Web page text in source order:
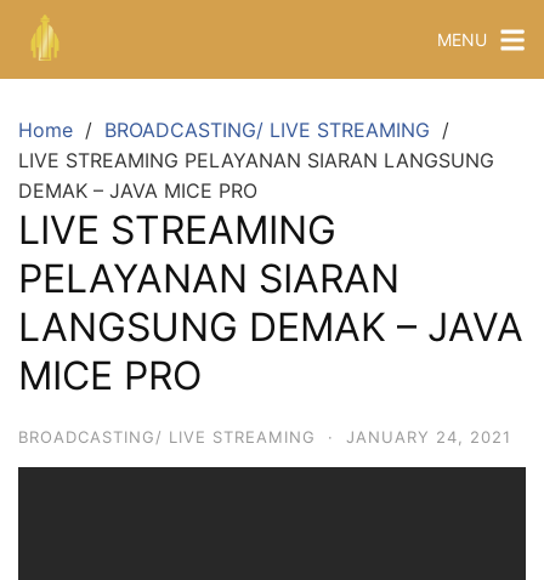
MENU
Home
BROADCASTING/ LIVE STREAMING
LIVE STREAMING PELAYANAN SIARAN LANGSUNG
DEMAK – JAVA MICE PRO
LIVE STREAMING
PELAYANAN SIARAN
LANGSUNG DEMAK – JAVA
MICE PRO
BROADCASTING/ LIVE STREAMING · JANUARY 24, 2021